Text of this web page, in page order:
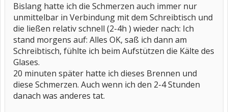
Bislang hatte ich die Schmerzen auch immer nur
unmittelbar in Verbindung mit dem Schreibtisch und
die ließen relativ schnell (2-4h ) wieder nach: Ich
stand morgens auf: Alles OK, saß ich dann am
Schreibtisch, fühlte ich beim Aufstützen die Kälte des
Glases.
20 minuten später hatte ich dieses Brennen und
diese Schmerzen. Auch wenn ich den 2-4 Stunden
danach was anderes tat.